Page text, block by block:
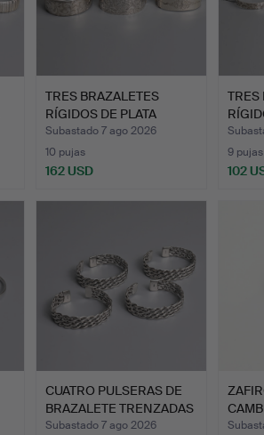
TRES BRAZALETES
RÍGIDOS DE PLATA
VINTAGE, …
Subastado 7 ago 2026
10 pujas
162 USD
TRES
9 pujas
102
CUATRO PULSERAS DE
BRAZALETE TRENZADAS
EN …
Subastado 7 ago 2026